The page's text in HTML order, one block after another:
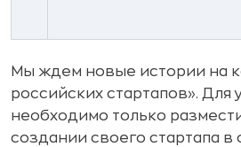
Мы ждем новые истории на
российских стартапов». Для
необходимо только
создании своего стартапа в